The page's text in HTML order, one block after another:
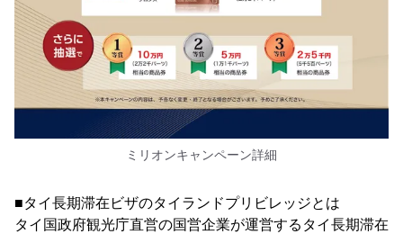
ミリオンキャンペーン詳細
■タイ長期滞在ビザのタイランドプリビレッジとは
タイ国政府観光庁直営の国営企業が運営するタイ長期滞在